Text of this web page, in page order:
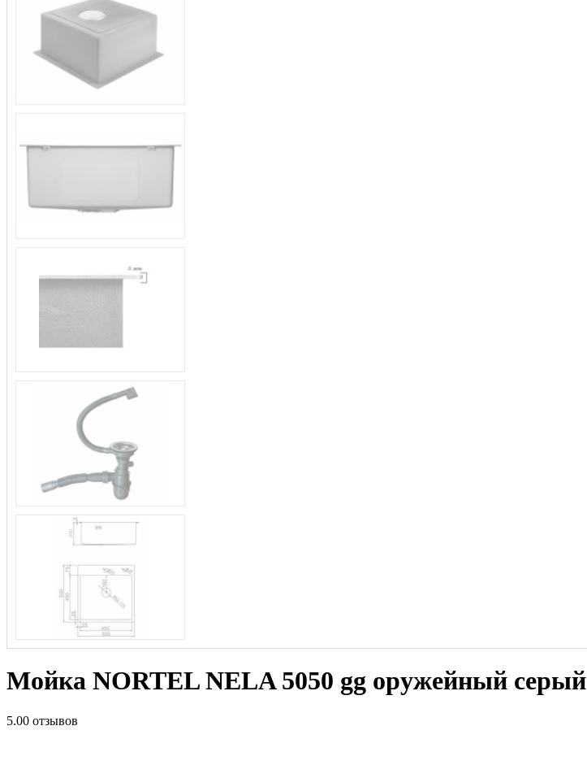
Мойка NORTEL NELA 5050 gg оружейный серый
5.00 отзывов